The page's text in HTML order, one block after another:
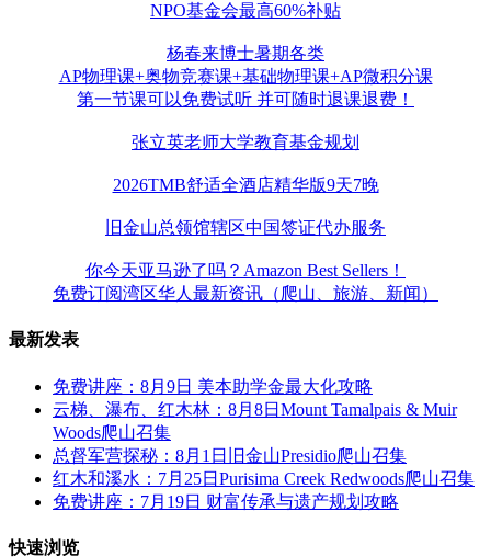
NPO基金会最高60%补贴
杨春来博士暑期各类
AP物理课+奥物竞赛课+基础物理课+AP微积分课
第一节课可以免费试听 并可随时退课退费！
张立英老师大学教育基金规划
2026TMB舒适全酒店精华版9天7晚
旧金山总领馆辖区中国签证代办服务
你今天亚马逊了吗？Amazon Best Sellers！
免费订阅湾区华人最新资讯（爬山、旅游、新闻）
最新发表
免费讲座：8月9日 美本助学金最大化攻略
云梯、瀑布、红木林：8月8日Mount Tamalpais & Muir
Woods爬山召集
总督军营探秘：8月1日旧金山Presidio爬山召集
红木和溪水：7月25日Purisima Creek Redwoods爬山召集
免费讲座：7月19日 财富传承与遗产规划攻略
快速浏览